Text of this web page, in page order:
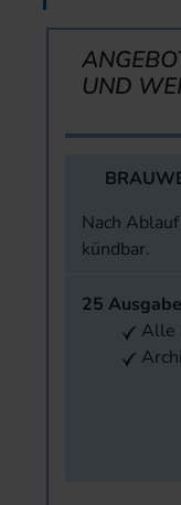
UND
Nach
kündbar.
25
Alle